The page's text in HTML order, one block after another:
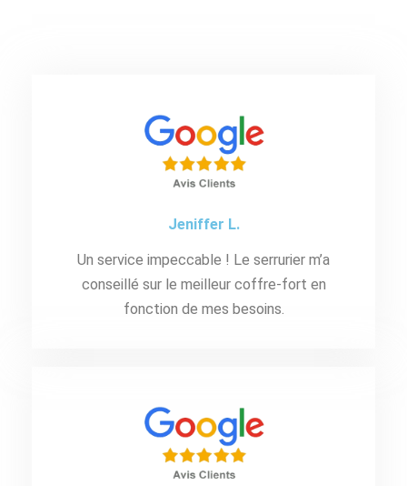
Jeniffer L.
Un service impeccable ! Le serrurier m’a
conseillé sur le meilleur coffre-fort en
fonction de mes besoins.